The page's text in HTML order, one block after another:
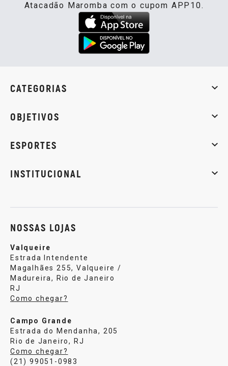
Atacadão Maromba com o cupom APP10.
CATEGORIAS
OBJETIVOS
ESPORTES
INSTITUCIONAL
NOSSAS LOJAS
Valqueire
Estrada Intendente
Magalhães 255, Valqueire /
Madureira, Rio de Janeiro
RJ
Como chegar?
Campo Grande
Estrada do Mendanha, 205
Rio de Janeiro, RJ
Como chegar?
(21) 99051-0983